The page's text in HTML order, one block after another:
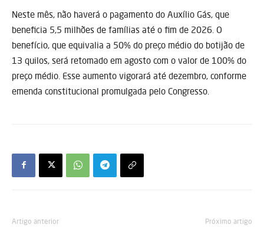
Neste mês, não haverá o pagamento do Auxílio Gás, que
beneficia 5,5 milhões de famílias até o fim de 2026. O
benefício, que equivalia a 50% do preço médio do botijão de
13 quilos, será retomado em agosto com o valor de 100% do
preço médio. Esse aumento vigorará até dezembro, conforme
emenda constitucional promulgada pelo Congresso.
Artigo anterior Próximo artigo